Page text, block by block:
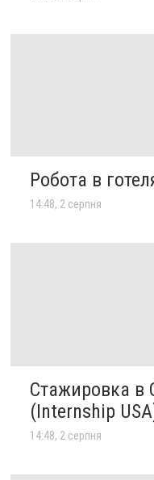
Робота в
14:48, 2 серпня
Стажировка
(Internship
14:48, 2 серпня